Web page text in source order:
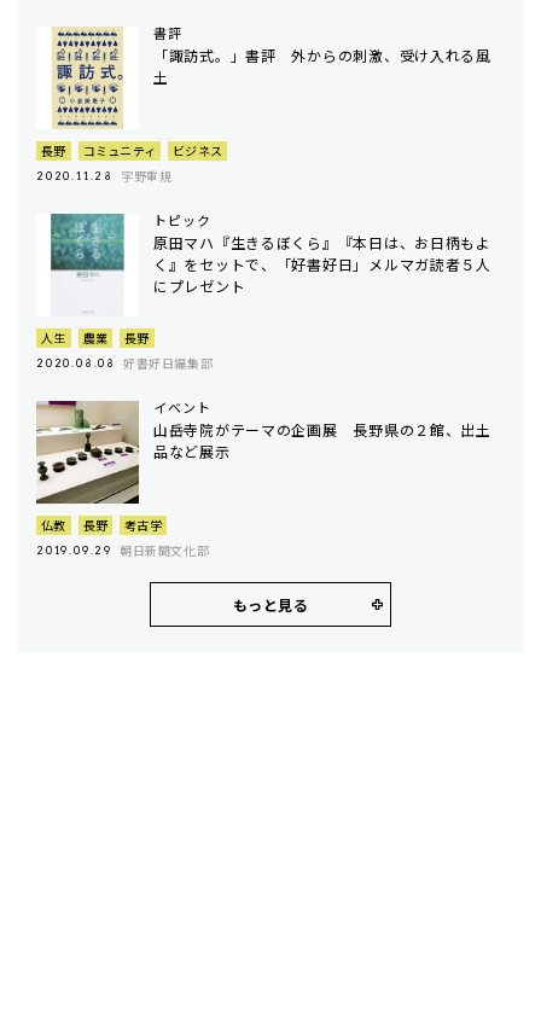
書評
「諏訪式。」書評 外からの刺激、受け入れる風
土
長野 コミュニティ ビジネス
2020.11.28 宇野重規
トピック
原田マハ『生きるぼくら』『本日は、お日柄もよ
く』をセットで、「好書好日」メルマガ読者５人
にプレゼント
人生 農業 長野
2020.08.08 好書好日編集部
イベント
山岳寺院がテーマの企画展 長野県の２館、出土
品など展示
仏教 長野 考古学
2019.09.29 朝日新聞文化部
もっと見る